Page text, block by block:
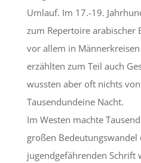
Umlauf. Im 17.-19.
zum Repertoire arabischer
vor allem in
erzählten zum Teil auch
wussten aber oft nichts
Tausendundeine Nacht.
Im Westen machte
großen
jugendgefährenden Schrift